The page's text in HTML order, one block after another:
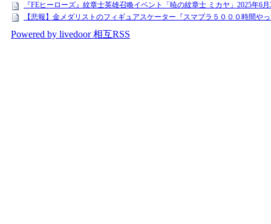
『FEヒーローズ』紋章士英雄召喚イベント「暁の紋章士 ミカヤ」2025年6
【悲報】金メダリストのフィギュアスケーター『スマブラ５０００時間や
Powered by livedoor 相互RSS